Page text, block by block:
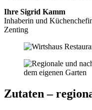
Ihre Sigrid Kamm
Inhaberin und
Zenting
Zutaten –